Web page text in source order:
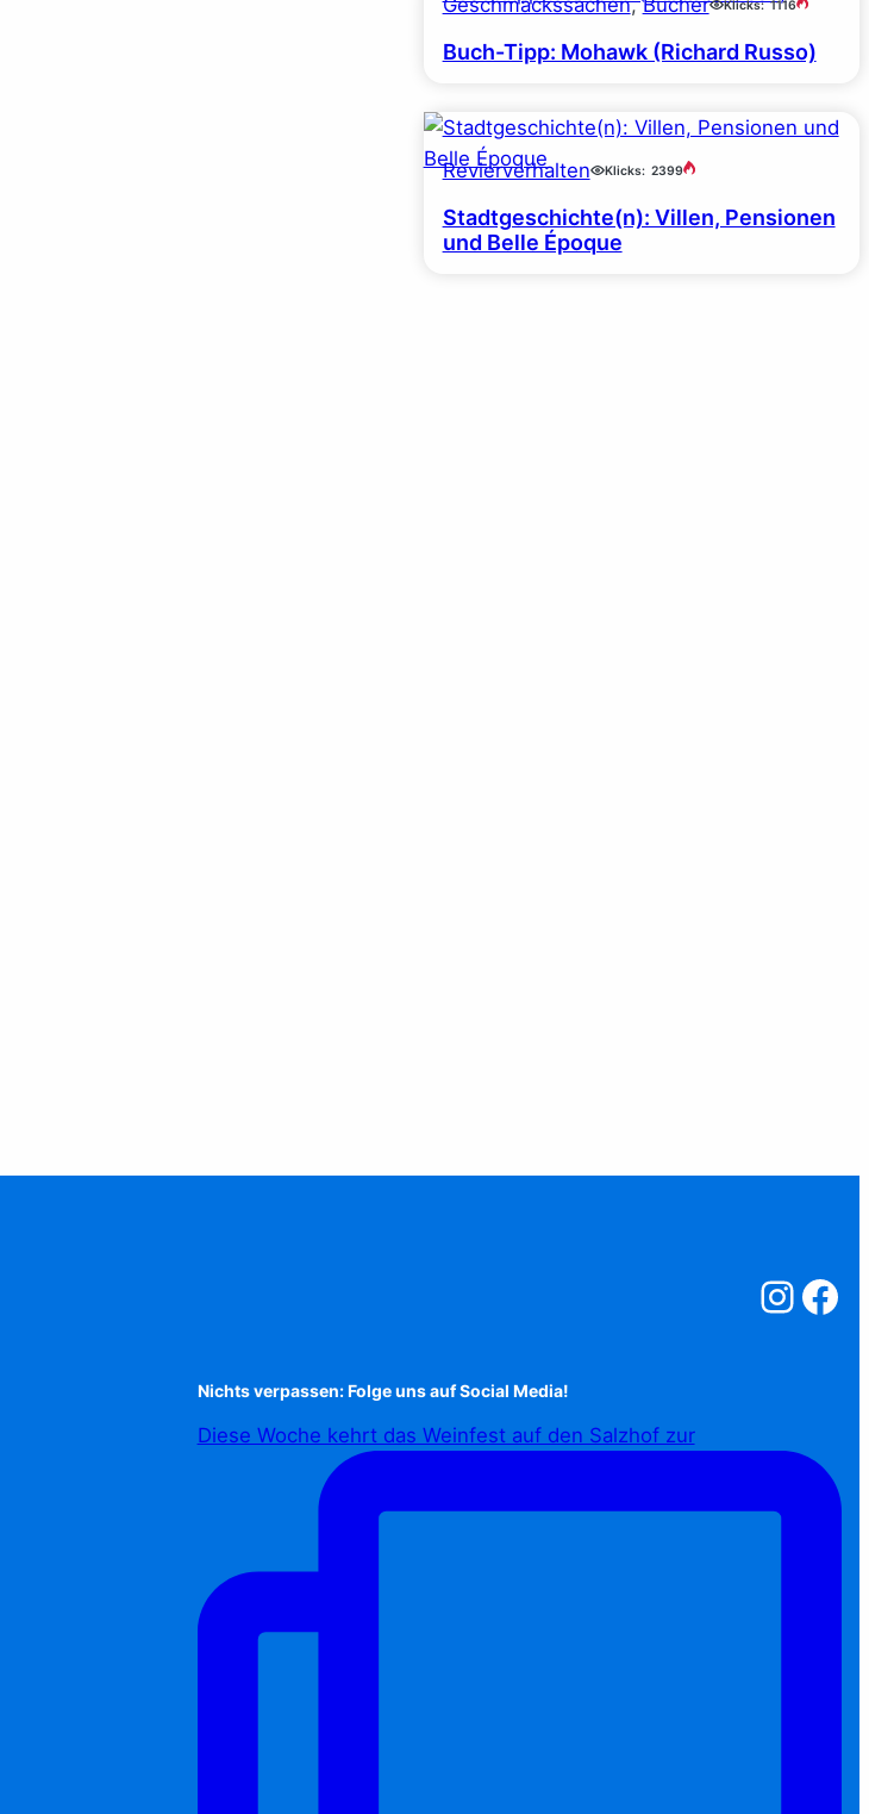
Geschmackssachen, Bücher Klicks: 1116
Buch-Tipp: Mohawk (Richard Russo)
Revierverhalten Klicks: 2399
Stadtgeschichte(n): Villen, Pensionen
und Belle Époque
Salzstreuner
Nichts verpassen: Folge uns auf Social Media!
Diese Woche kehrt das Weinfest auf den Salzhof zur